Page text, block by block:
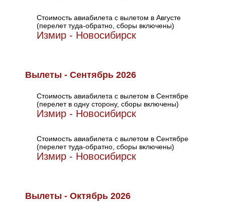
Стоимость авиабилета с вылетом в Августе
(перелет туда-обратно, сборы включены)
Измир - Новосибирск
Вылеты - Сентябрь 2026
Стоимость авиабилета с вылетом в Сентябре
(перелет в одну сторону, сборы включены)
Измир - Новосибирск
Стоимость авиабилета с вылетом в Сентябре
(перелет туда-обратно, сборы включены)
Измир - Новосибирск
Вылеты - Октябрь 2026